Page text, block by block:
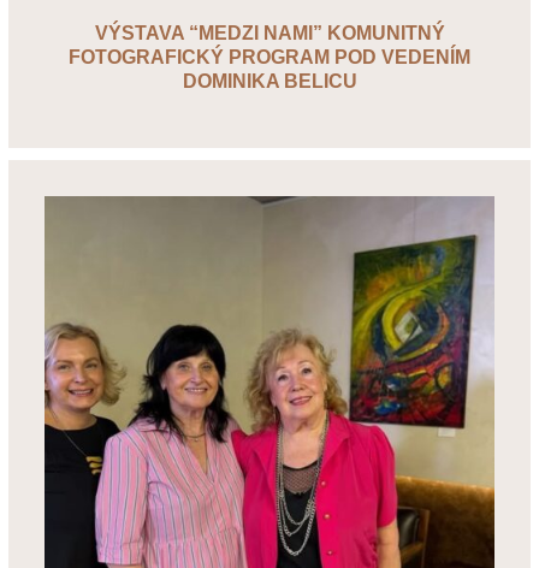
VÝSTAVA “MEDZI NAMI” KOMUNITNÝ
FOTOGRAFICKÝ PROGRAM POD VEDENÍM
DOMINIKA BELICU